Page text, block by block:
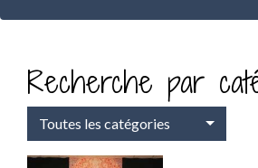
Recherche par
Toutes les catégories